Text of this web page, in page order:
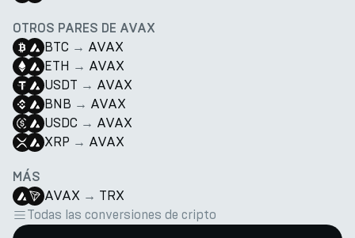
OTROS PARES DE AVAX
BTC → AVAX
ETH → AVAX
USDT → AVAX
BNB → AVAX
USDC → AVAX
XRP → AVAX
MÁS
AVAX → TRX
Todas las conversiones de cripto